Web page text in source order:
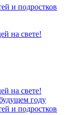
и подростков
на свете!
на свете!
году
и подростков